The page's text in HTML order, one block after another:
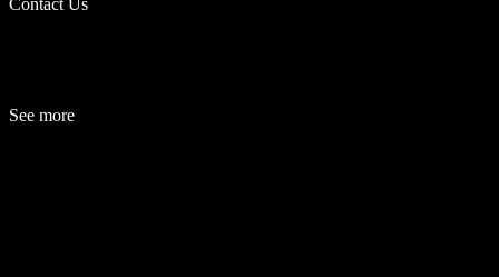
Contact Us
See more